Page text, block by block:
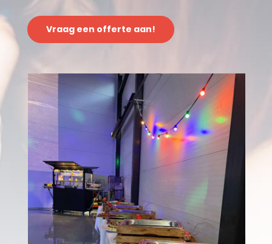
Vraag een offerte aan!